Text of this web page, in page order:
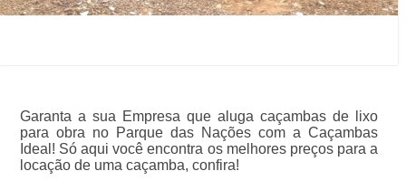
Garanta a sua Empresa que aluga caçambas de lixo
para obra no Parque das Nações com a Caçambas
Ideal! Só aqui você encontra os melhores preços para a
locação de uma caçamba, confira!